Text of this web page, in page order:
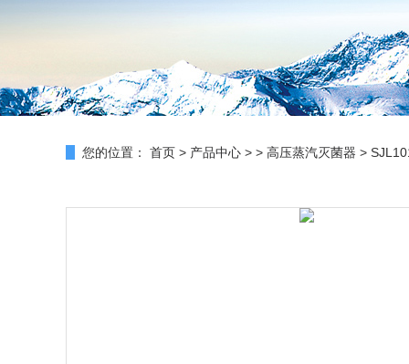
您的位置： 首页 > 产品中心 > > 高压蒸汽灭菌器 >